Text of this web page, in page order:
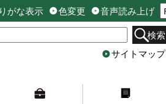
がな表示 色変更
音声読み上げ
検索
サイトマップ